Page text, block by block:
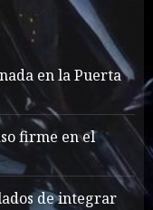
765
the
of World
860
en la Puerta
firme en el
de integrar